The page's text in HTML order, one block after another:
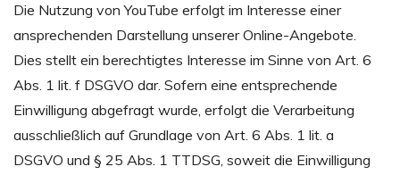
Die Nutzung von YouTube erfolgt im Interesse einer
ansprechenden Darstellung unserer Online-Angebote.
Dies stellt ein berechtigtes Interesse im Sinne von Art. 6
Abs. 1 lit. f DSGVO dar. Sofern eine entsprechende
Einwilligung abgefragt wurde, erfolgt die Verarbeitung
ausschließlich auf Grundlage von Art. 6 Abs. 1 lit. a
DSGVO und § 25 Abs. 1 TTDSG, soweit die Einwilligung